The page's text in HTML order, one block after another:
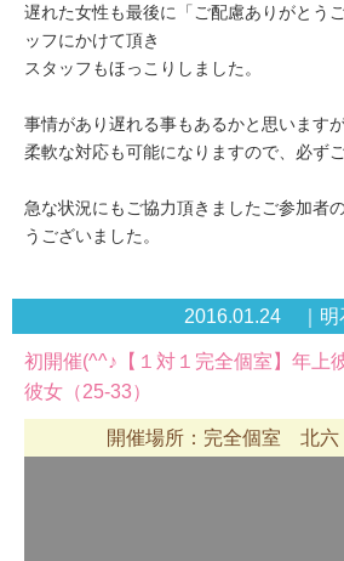
遅れた女性も最後に「ご配慮ありがとう
ッフにかけて頂き
スタッフもほっこりしました。
事情があり遅れる事もあるかと思います
柔軟な対応も可能になりますので、必ず
急な状況にもご協力頂きましたご参加者
うございました。
2016.01.24 ｜明
初開催(^^♪【１対１完全個室】年上
彼女（25-33）
開催場所：完全個室